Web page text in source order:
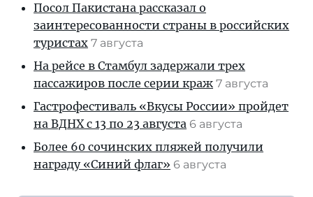
Посол Пакистана рассказал о
заинтересованности страны в российских
туристах 7 августа
На рейсе в Стамбул задержали трех
пассажиров после серии краж 7 августа
Гастрофестиваль «Вкусы России» пройдет
на ВДНХ с 13 по 23 августа 6 августа
Более 60 сочинских пляжей получили
награду «Синий флаг» 6 августа